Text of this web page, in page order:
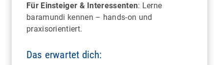
Für Einsteiger & Interessenten: Lerne
baramundi kennen – hands-on und
praxisorientiert.
Das erwartet dich: